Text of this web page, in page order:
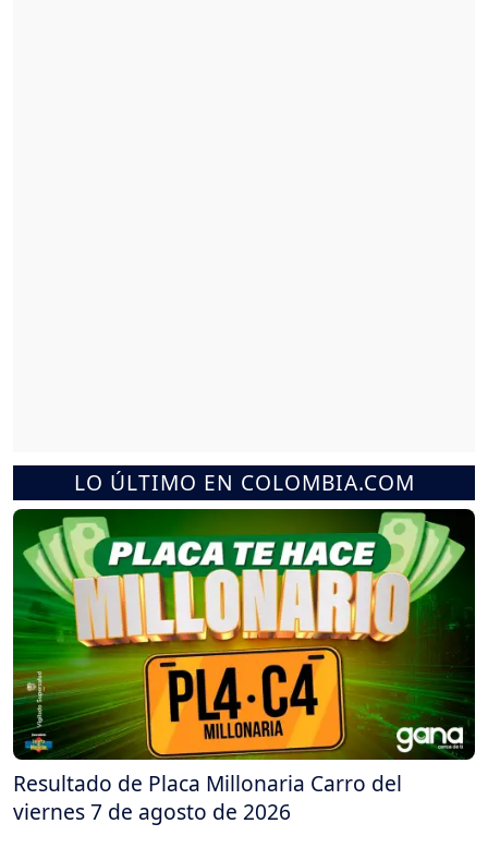
LO ÚLTIMO EN COLOMBIA.COM
Resultado de Placa Millonaria Carro del
viernes 7 de agosto de 2026